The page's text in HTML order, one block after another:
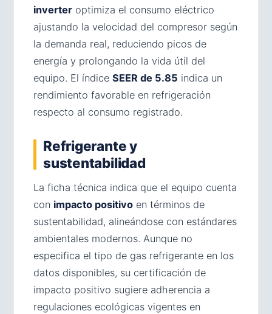
inverter optimiza el consumo eléctrico
ajustando la velocidad del compresor según
la demanda real, reduciendo picos de
energía y prolongando la vida útil del
equipo. El índice SEER de 5.85 indica un
rendimiento favorable en refrigeración
respecto al consumo registrado.
Refrigerante y
sustentabilidad
La ficha técnica indica que el equipo cuenta
con impacto positivo en términos de
sustentabilidad, alineándose con estándares
ambientales modernos. Aunque no
especifica el tipo de gas refrigerante en los
datos disponibles, su certificación de
impacto positivo sugiere adherencia a
regulaciones ecológicas vigentes en